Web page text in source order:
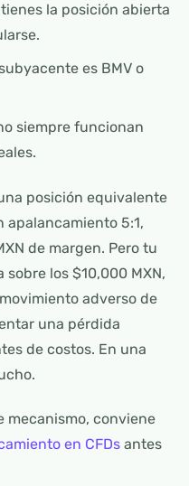
la posición abierta
es BMV o
siempre funcionan
posición equivalente
apalancamiento 5:1,
de margen. Pero tu
los $10,000 MXN,
adverso de
una pérdida
de costos. En una
mecanismo, conviene
en CFDs antes